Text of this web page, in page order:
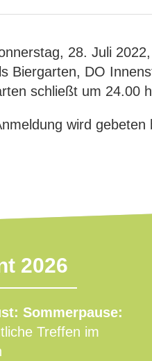
28. Juli
Biergarten, DO
schließt um 24.00
wird
2026
Sommerpause:
Treffen im